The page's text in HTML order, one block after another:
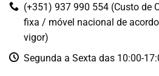
(+351) 937 990 554 (Custo de
fixa / móvel nacional de
vigor)
Segunda a Sexta das 10:00-